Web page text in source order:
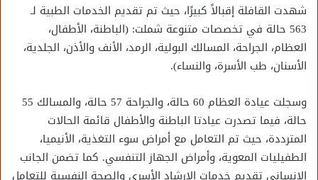
شهدت القافلة إقبالاً كبيرًا، حيث تم تقديم الخدمات الطبية لـ
563 حالة في تخصصات متنوعة شملت: (الباطنة، الأطفال،
العظام، الجراحة، المسالك البولية، الرمد، الأنف والأذن، الجلدية،
الأسنان، طب الأسرة، والنساء).
وسجلت عيادة العظام 60 حالة، والجراحة 57 حالة، والمسالك 55
حالة، فيما تصدرت عيادتا الباطنة والأطفال قائمة الحالات
المترددة، حيث تم التعامل مع أمراض سوء التغذية، الأنيميا،
الطفيليات المعوية، وأمراض الجهاز التنفسي. كما تضمن الجانب
الإنساني تقديم خدمات الإرشاد الأسري والصحة النفسية للتعامل